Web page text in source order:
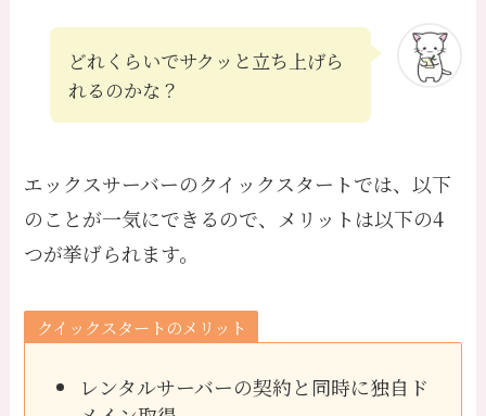
どれくらいでサクッと立ち上げら
れるのかな？
エックスサーバーのクイックスタートでは、以下
のことが一気にできるので、メリットは以下の4
つが挙げられます。
クイックスタートのメリット
レンタルサーバーの契約と同時に独自ド